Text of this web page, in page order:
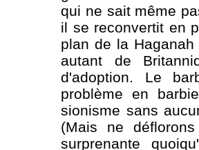
qui ne sait même
il se reconvertit en
plan de la
autant de
d'adoption. Le
problème en
sionisme sans
(Mais ne
surprenante